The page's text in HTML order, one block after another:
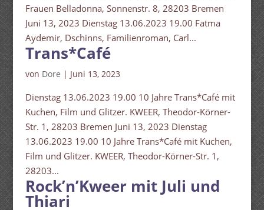
Frauen Belladonna, Sonnenstr. 8, 28203 Bremen
Juni 13, 2023 Dienstag 13.06.2023 19.00 Fatma
Aydemir, Dschinns, Familienroman, Carl...
Trans*Café
von Dore | Juni 13, 2023
Dienstag 13.06.2023 19.00 10 Jahre Trans*Café mit
Kuchen, Film und Glitzer. KWEER, Theodor-Körner-
Str. 1, 28203 Bremen Juni 13, 2023 Dienstag
13.06.2023 19.00 10 Jahre Trans*Café mit Kuchen,
Film und Glitzer. KWEER, Theodor-Körner-Str. 1,
28203...
Rock’n’Kweer mit Juli und
Thiari